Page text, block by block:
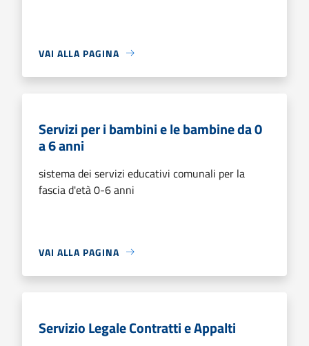
VAI ALLA PAGINA
Servizi per i bambini e le bambine da 0
a 6 anni
sistema dei servizi educativi comunali per la
fascia d'età 0-6 anni
VAI ALLA PAGINA
Servizio Legale Contratti e Appalti